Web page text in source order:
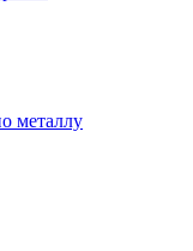
металлу